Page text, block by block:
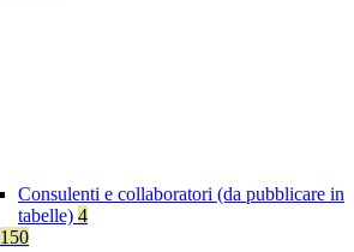
Consulenti e collaboratori (da pubblicare in
tabelle) 4
150